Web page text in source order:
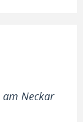
am Neckar